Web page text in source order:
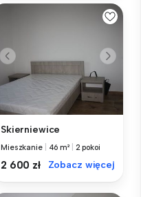
Skierniewice
Mieszkanie 46 m² 2 pokoi
2 600 zł Zobacz więcej